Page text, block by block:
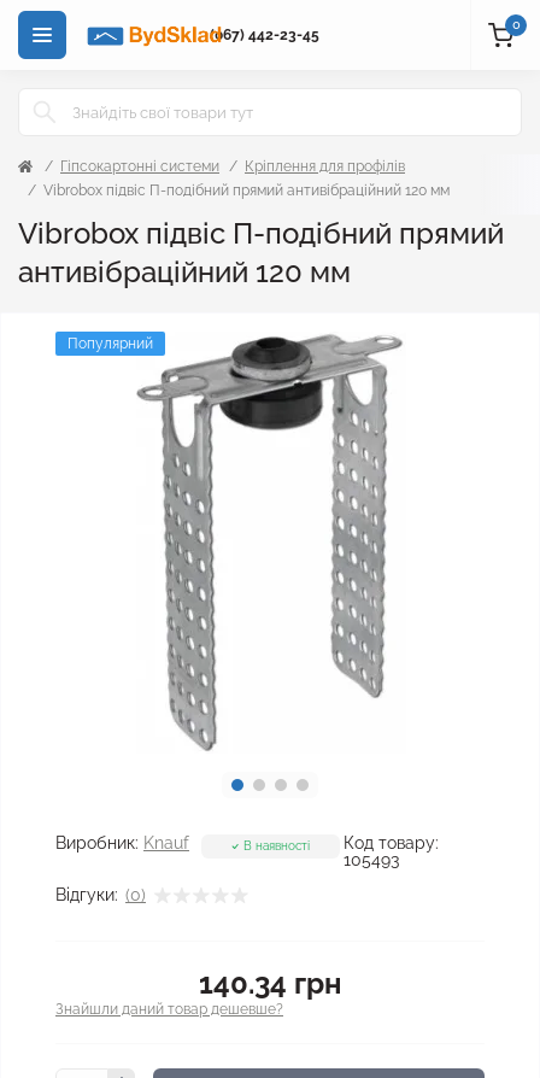
(067) 442-23-45
0
Гіпсокартонні системи
Кріплення для профілів
Vibrobox підвіс П-подібний прямий антивібраційний 120 мм
Vibrobox підвіс П-подібний прямий
антивібраційний 120 мм
Популярний
Виробник: Knauf
Код товару:
105493
Відгуки: (0)
В наявності
140.34 грн
Знайшли даний товар дешевше?